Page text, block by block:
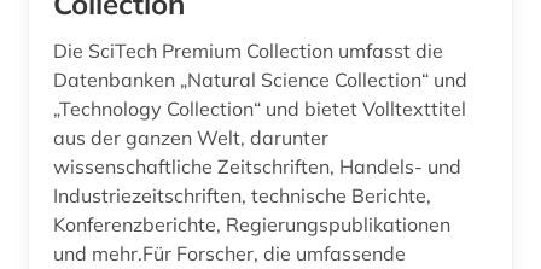
Die SciTech Premium Collection umfasst die
Datenbanken „Natural Science Collection“ und
„Technology Collection“ und bietet Volltexttitel
aus der ganzen Welt, darunter
wissenschaftliche Zeitschriften, Handels- und
Industriezeitschriften, technische Berichte,
Konferenzberichte, Regierungspublikationen
und mehr.Für Forscher, die umfassende